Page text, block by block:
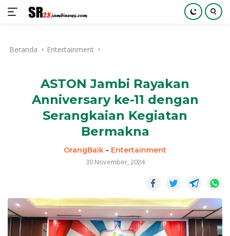
kontenBeranda Entertainment
ASTON Jambi Rayakan
Anniversary ke-11 dengan
Serangkaian Kegiatan
Bermakna
OrangBaik - Entertainment
30 November, 2024